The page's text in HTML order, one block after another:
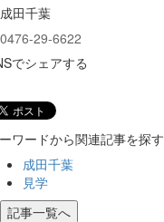
成田千葉
0476-29-6622
でシェアする
ワードから関連記事を探す
成田千葉
見学
記事一覧へ